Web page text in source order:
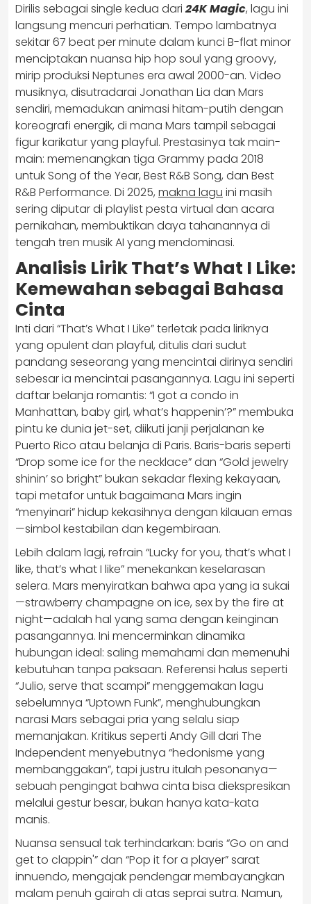
Dirilis sebagai single kedua dari 24K Magic, lagu ini
langsung mencuri perhatian. Tempo lambatnya
sekitar 67 beat per minute dalam kunci B-flat minor
menciptakan nuansa hip hop soul yang groovy,
mirip produksi Neptunes era awal 2000-an. Video
musiknya, disutradarai Jonathan Lia dan Mars
sendiri, memadukan animasi hitam-putih dengan
koreografi energik, di mana Mars tampil sebagai
figur karikatur yang playful. Prestasinya tak main-
main: memenangkan tiga Grammy pada 2018
untuk Song of the Year, Best R&B Song, dan Best
R&B Performance. Di 2025, makna lagu ini masih
sering diputar di playlist pesta virtual dan acara
pernikahan, membuktikan daya tahanannya di
tengah tren musik AI yang mendominasi.
Analisis Lirik That’s What I Like:
Kemewahan sebagai Bahasa
Cinta
Inti dari “That’s What I Like” terletak pada liriknya
yang opulent dan playful, ditulis dari sudut
pandang seseorang yang mencintai dirinya sendiri
sebesar ia mencintai pasangannya. Lagu ini seperti
daftar belanja romantis: “I got a condo in
Manhattan, baby girl, what’s happenin’?” membuka
pintu ke dunia jet-set, diikuti janji perjalanan ke
Puerto Rico atau belanja di Paris. Baris-baris seperti
“Drop some ice for the necklace” dan “Gold jewelry
shinin’ so bright” bukan sekadar flexing kekayaan,
tapi metafor untuk bagaimana Mars ingin
“menyinari” hidup kekasihnya dengan kilauan emas
—simbol kestabilan dan kegembiraan.
Lebih dalam lagi, refrain “Lucky for you, that’s what I
like, that’s what I like” menekankan keselarasan
selera. Mars menyiratkan bahwa apa yang ia sukai
—strawberry champagne on ice, sex by the fire at
night—adalah hal yang sama dengan keinginan
pasangannya. Ini mencerminkan dinamika
hubungan ideal: saling memahami dan memenuhi
kebutuhan tanpa paksaan. Referensi halus seperti
“Julio, serve that scampi” menggemakan lagu
sebelumnya “Uptown Funk”, menghubungkan
narasi Mars sebagai pria yang selalu siap
memanjakan. Kritikus seperti Andy Gill dari The
Independent menyebutnya “hedonisme yang
membanggakan”, tapi justru itulah pesonanya—
sebuah pengingat bahwa cinta bisa diekspresikan
melalui gestur besar, bukan hanya kata-kata
manis.
Nuansa sensual tak terhindarkan: baris “Go on and
get to clappin'” dan “Pop it for a player” sarat
innuendo, mengajak pendengar membayangkan
malam penuh gairah di atas seprai sutra. Namun,